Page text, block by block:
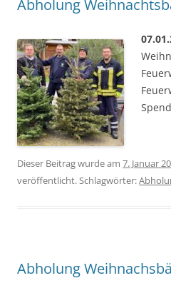
Abholung
Dieser Beitrag wurde am 7. Januar
veröffentlicht. Schlagwörter:
Abholung